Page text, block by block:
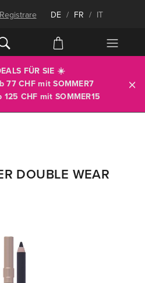
Registrare DE / FR / IT
FÜR SIE ☀️
77 CHF mitSOMMER7
125 CHF mit SOMMER15
DOUBLE WEAR